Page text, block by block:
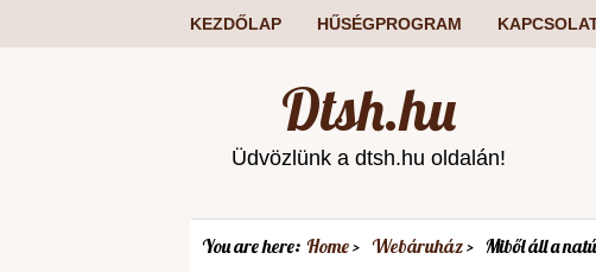
KEZDŐLAP HŰSÉGPROGRAM
Dtsh.hu
Üdvözlünk a dtsh.hu oldalán!
You are here: Home Webáruház Miből áll a